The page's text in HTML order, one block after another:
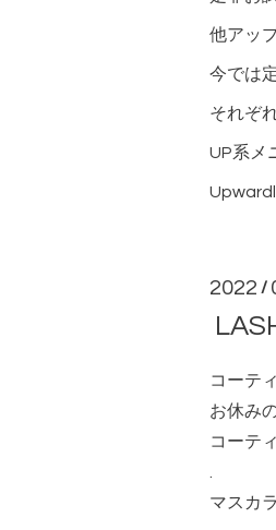
他アッ
今では
それぞ
UP系メ
2022 /
コーテ
お休み
コーテ
マスカ